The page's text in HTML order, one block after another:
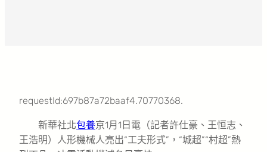
requestId:697b87a72baaf4.70770368.
新華社北包養京1月1日電（記者許仕豪、王恒志、
王浩明）人形機械人亮出“工夫形式”，“城超”“村超”熱